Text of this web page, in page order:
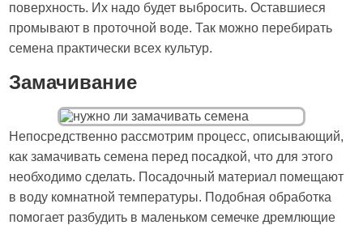
поверхность. Их надо будет выбросить. Оставшиеся
промывают в проточной воде. Так можно перебирать
семена практически всех культур.
Замачивание
Непосредственно рассмотрим процесс, описывающий,
как замачивать семена перед посадкой, что для этого
необходимо сделать. Посадочный материал помещают
в воду комнатной температуры. Подобная обработка
помогает разбудить в маленьком семечке дремлющие